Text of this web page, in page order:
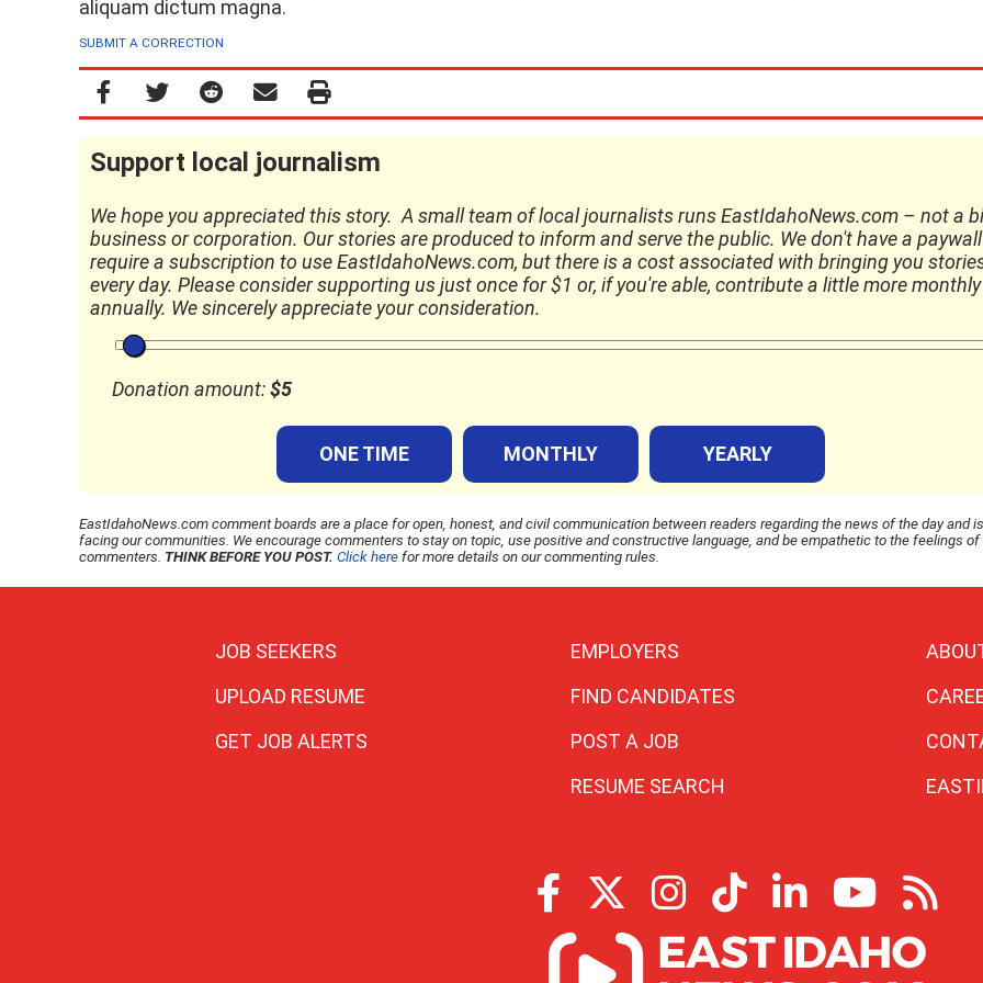
aliquam dictum magna.
SUBMIT A CORRECTION
Support local journalism
We hope you appreciated this story. A small team of local journalists runs EastIdahoNews.com – not a
business or corporation. Our stories are produced to inform and serve the public. We don't have a
require a subscription to use EastIdahoNews.com, but there is a cost associated with bringing you
every day. Please consider supporting us just once for $1 or, if you're able, contribute a little more
annually. We sincerely appreciate your consideration.
Donation amount:$5
ONE TIME MONTHLY YEARLY
EastIdahoNews.com comment boards are a place for open, honest, and civil communication between readers regarding the news of the day and
facing our communities. We encourage commenters to stay on topic, use positive and constructive language, and be empathetic to the feelings of
commenters. THINK BEFORE YOU POST. Click here for more details on our commenting rules.
JOB SEEKERS
UPLOAD RESUME
GET JOB ALERTS
EMPLOYERS
FIND CANDIDATES
POST A JOB
RESUME SEARCH